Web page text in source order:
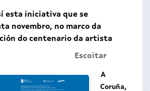
esta iniciativa que se
novembro, no marco da
do centenario da artista
Escoitar
A
Coruña,